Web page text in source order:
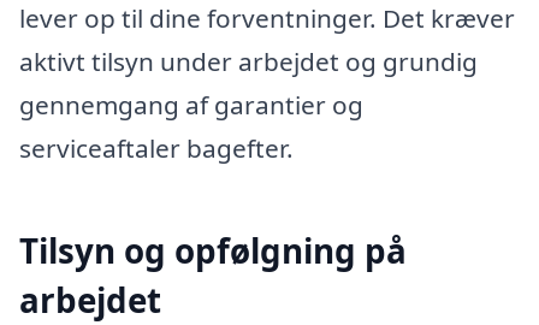
lever op til dine forventninger. Det kræver
aktivt tilsyn under arbejdet og grundig
gennemgang af garantier og
serviceaftaler bagefter.
Tilsyn og opfølgning på
arbejdet